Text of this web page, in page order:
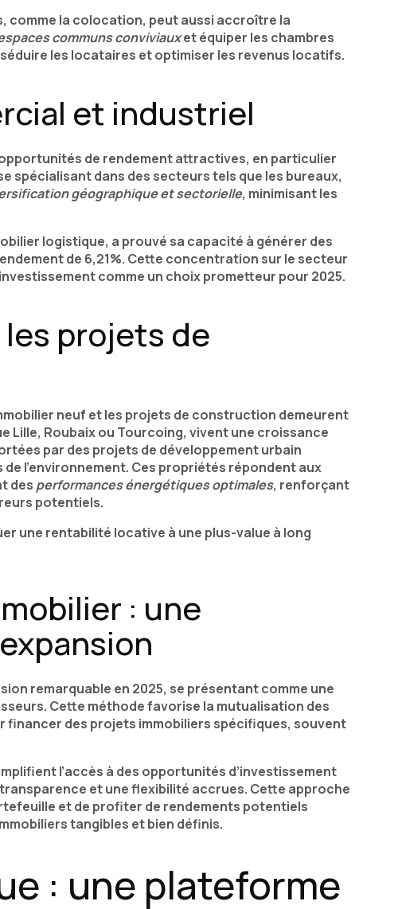
comme la colocation, peut aussi accroître la
communs conviviauxet équiper les chambres
les locataires et optimiser les revenus locatifs.
et industriel
de rendement attractives, en particulier
spécialisant dans des secteurs tels que les bureaux,
géographique et sectorielle, minimisant les
logistique, a prouvé sa capacité à générer des
de 6,21%. Cette concentration sur le secteur
comme un choix prometteur pour 2025.
les projets de
neuf et les projets de construction demeurent
Lille, Roubaix ou Tourcoing, vivent une croissance
par des projets de développement urbain
l’environnement. Ces propriétés répondent aux
des performances énergétiques optimales, renforçant
potentiels.
une rentabilité locative à une plus-value à long
: une
remarquable en 2025, se présentant comme une
Cette méthode favorise la mutualisation des
financer des projets immobiliers spécifiques, souvent
l’accès à des opportunités d’investissement
et une flexibilité accrues. Cette approche
et de profiter de rendements potentiels
tangibles et bien définis.
: une plateforme